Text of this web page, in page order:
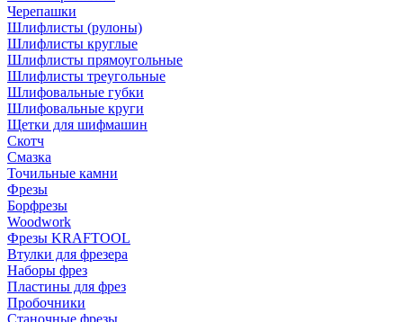
Черепашки
Шлифлисты (рулоны)
Шлифлисты круглые
Шлифлисты прямоугольные
Шлифлисты треугольные
Шлифовальные губки
Шлифовальные круги
Щетки для шифмашин
Скотч
Смазка
Точильные камни
Фрезы
Борфрезы
Woodwork
Фрезы KRAFTOOL
Втулки для фрезера
Наборы фрез
Пластины для фрез
Пробочники
Станочные фрезы